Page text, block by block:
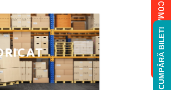
COMANDĂ COLET!
CUMPĂRĂ BILET!